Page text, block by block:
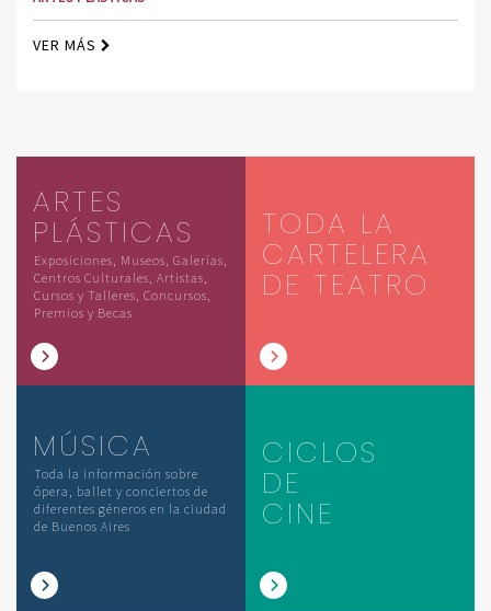
VER MÁS
ARTES
PLÁSTICAS
Exposiciones, Museos, Galerías,
Centros Culturales, Artistas,
Cursos y Talleres, Concursos,
Premios y Becas
TODA LA
CARTELERA
DE TEATRO
MÚSICA
Toda la información sobre
ópera, ballet y conciertos de
diferentes géneros en la ciudad
de Buenos Aires
CICLOS
DE
CINE